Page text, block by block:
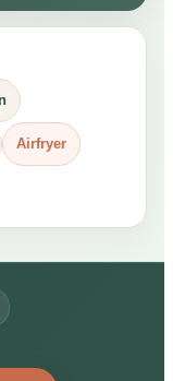
Airfryer